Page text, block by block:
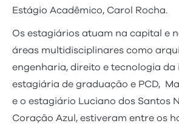
Estágio Acadêmico, Carol Rocha.
Os estagiários atuam na capital e
áreas multidisciplinares como
engenharia, direito e tecnologia da
estagiária de graduação e PCD,
e o estagiário Luciano dos Santos
Coração Azul, estiveram entre os